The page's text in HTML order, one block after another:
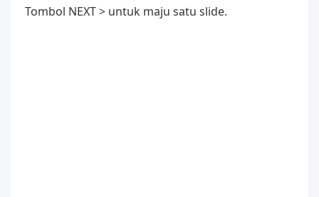
Tombol NEXT > untuk maju satu slide.